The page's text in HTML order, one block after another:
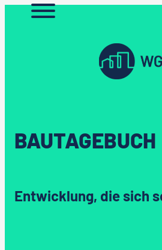
BAUTAGEBUCH
Entwicklung, die sich